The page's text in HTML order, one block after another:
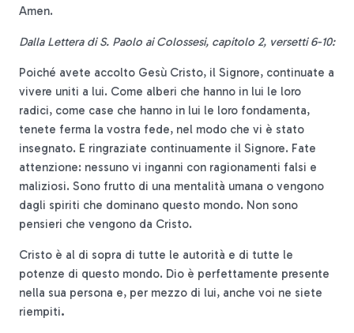
Amen.
Dalla Lettera di S. Paolo ai Colossesi, capitolo 2, versetti 6-10:
Poiché avete accolto Gesù Cristo, il Signore, continuate a
vivere uniti a lui. Come alberi che hanno in lui le loro
radici, come case che hanno in lui le loro fondamenta,
tenete ferma la vostra fede, nel modo che vi è stato
insegnato. E ringraziate continuamente il Signore. Fate
attenzione: nessuno vi inganni con ragionamenti falsi e
maliziosi. Sono frutto di una mentalità umana o vengono
dagli spiriti che dominano questo mondo. Non sono
pensieri che vengono da Cristo.
Cristo è al di sopra di tutte le autorità e di tutte le
potenze di questo mondo. Dio è perfettamente presente
nella sua persona e, per mezzo di lui, anche voi ne siete
riempiti.